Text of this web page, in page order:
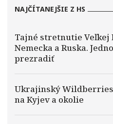
NAJČÍTANEJŠIE Z HS
Tajné stretnutie Veľkej
Nemecka a Ruska.
prezradiť
Ukrajinský
na Kyjev a okolie